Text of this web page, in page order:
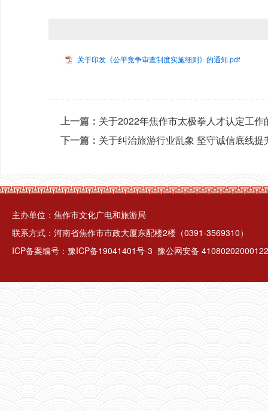
关于印发《公平竞争审查制度实施细则》的通知.pdf
上一篇： 关于2022年焦作市太极拳人才认定工作
下一篇： 关于纠治旅游行业乱象 坚守诚信底线
主办单位：焦作市文化广电和旅游局
联系方式：河南省焦作市市政大厦东配楼2楼（0391-3569310）
ICP备案编号： 豫ICP备19041401号-3 豫公网安备